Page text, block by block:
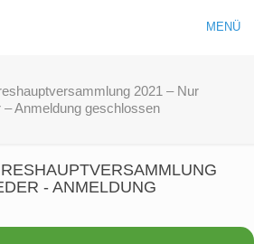
MENÜ
2021 – Nur
– Anmeldung geschlossen
- ANMELDUNG